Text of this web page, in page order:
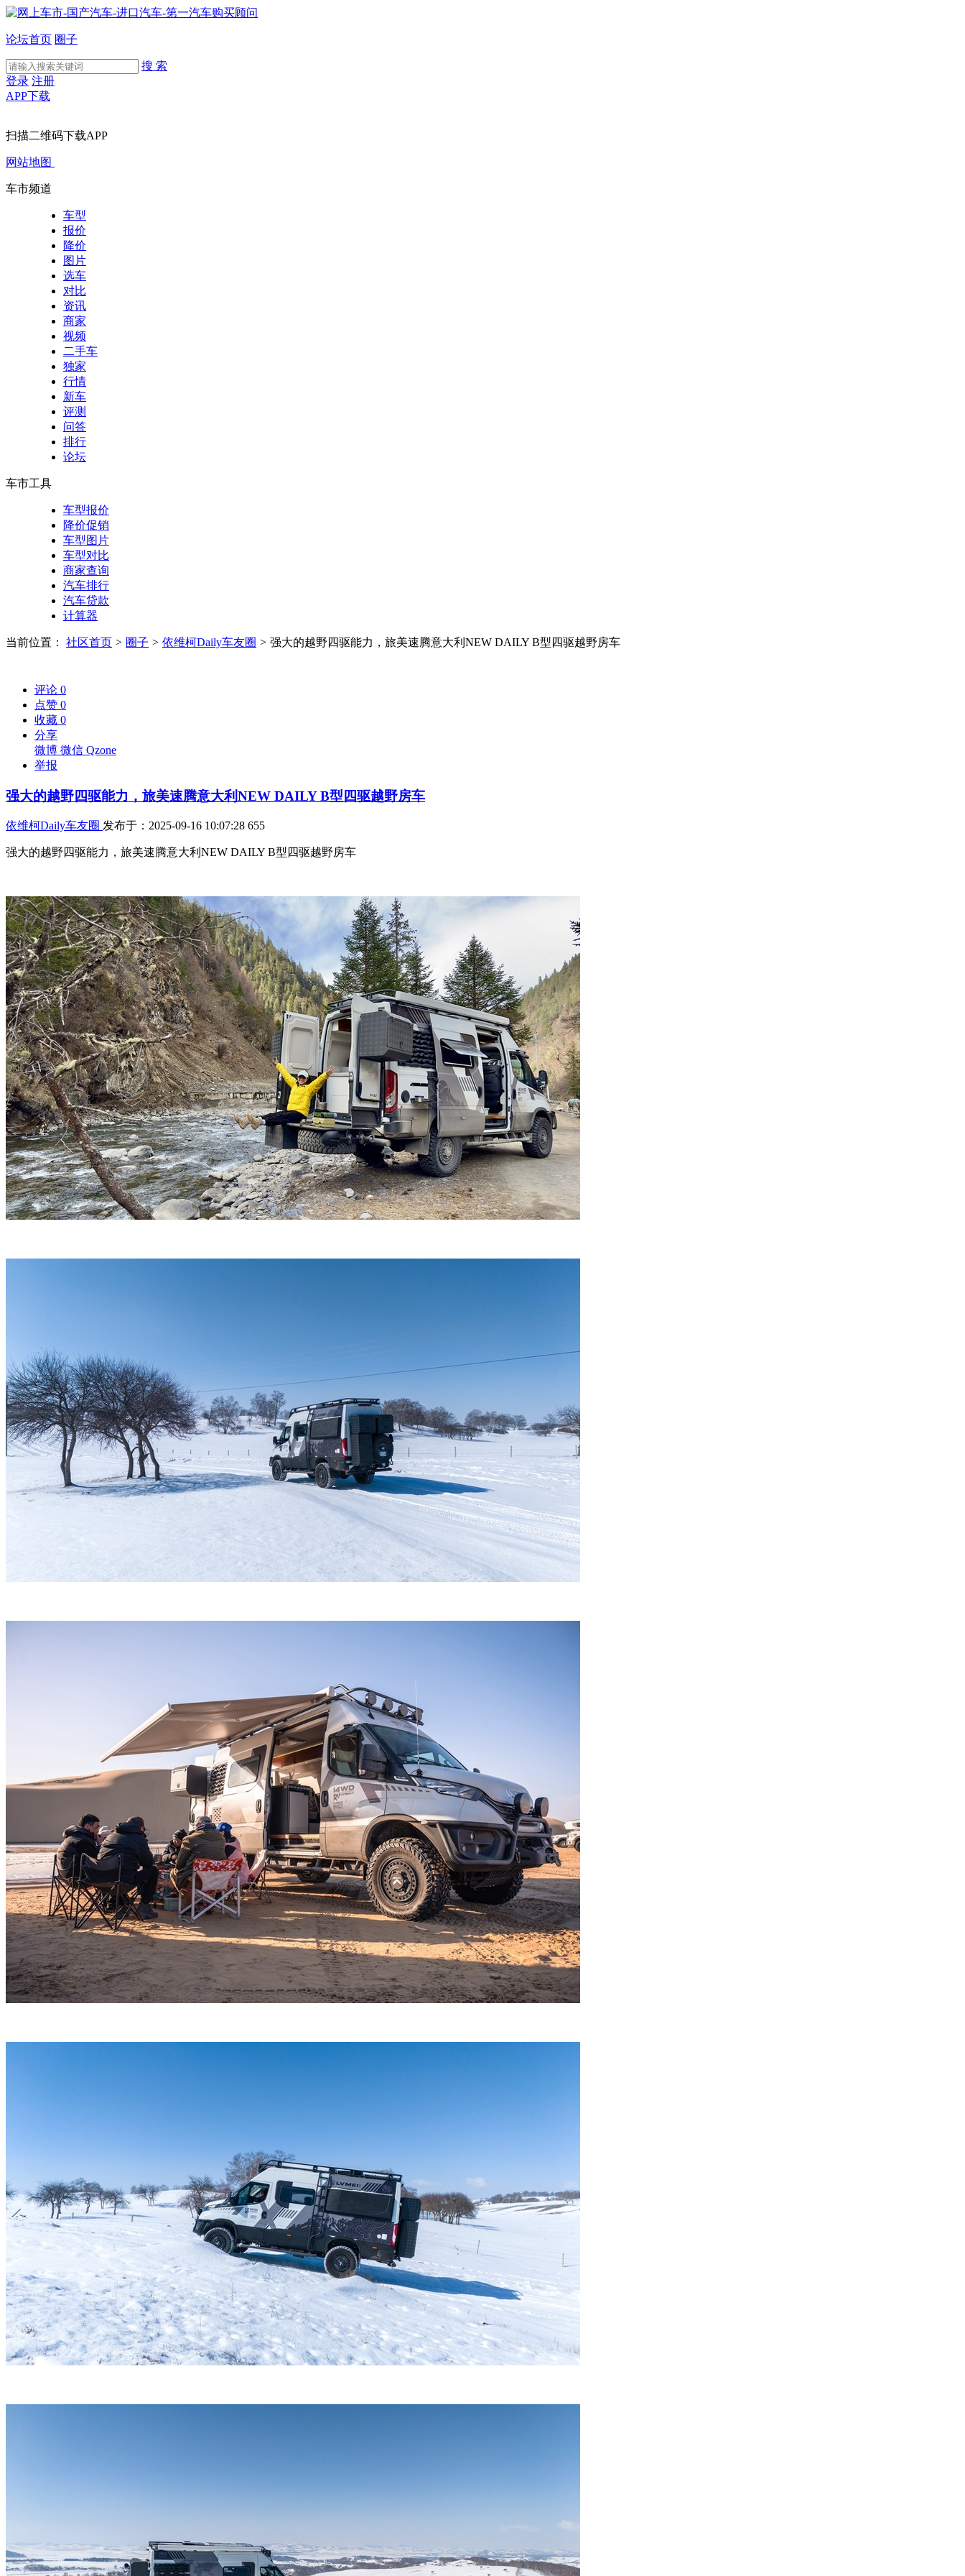
论坛首页 圈子
搜 索
登录 注册
APP下载
扫描二维码下载APP
网站地图
车市频道
车型
报价
降价
图片
选车
对比
资讯
商家
视频
二手车
独家
行情
新车
评测
问答
排行
论坛
车市工具
车型报价
降价促销
车型图片
车型对比
商家查询
汽车排行
汽车贷款
计算器
当前位置： 社区首页 > 圈子 > 依维柯Daily车友圈 > 强大的越野四驱能力，旅美速腾意大利NEW DAILY B型四驱越野房车
评论 0
点赞 0
收藏 0
分享
微博 微信 Qzone
举报
强大的越野四驱能力，旅美速腾意大利NEW DAILY B型四驱越野房车
依维柯Daily车友圈 发布于：2025-09-16 10:07:28 655
强大的越野四驱能力，旅美速腾意大利NEW DAILY B型四驱越野房车